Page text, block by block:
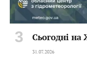
Сьогодні
31.07.2026